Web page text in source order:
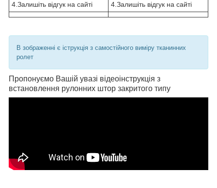
4.Залишіть відгук на сайті 4.Залишіть відгук на сайті
В зображенні є іструкція з самостійного виміру тканинних
ролет
Пропонуємо Вашій увазі відеоінструкція з
встановлення рулонних штор закритого типу